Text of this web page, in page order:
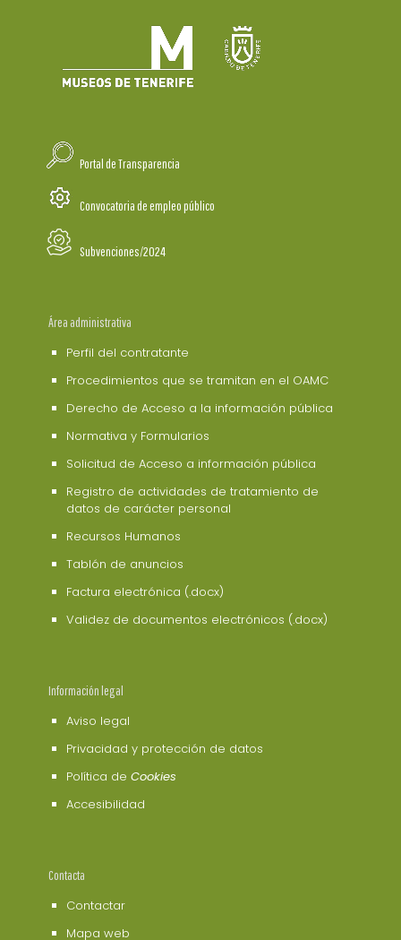
Portal de Transparencia
Convocatoria de empleo público
Subvenciones/2024
Área administrativa
Perfil del contratante
Procedimientos que se tramitan en el OAMC
Derecho de Acceso a la información pública
Normativa y Formularios
Solicitud de Acceso a información pública
Registro de actividades de tratamiento de
datos de carácter personal
Recursos Humanos
Tablón de anuncios
Factura electrónica (.docx)
Validez de documentos electrónicos (.docx)
Información legal
Aviso legal
Privacidad y protección de datos
Política de Cookies
Accesibilidad
Contacta
Contactar
Mapa web